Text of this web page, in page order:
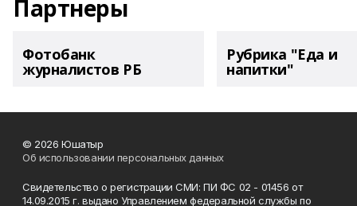
Партнеры
Фотобанк
журналистов РБ
Рубрика "Еда и
напитки"
© 2026 Юшатыр
Об использовании персональных данных
Свидетельство о регистрации СМИ: ПИ ФС 02 - 01456 от
14.09.2015 г. выдано Управлением федеральной службы по